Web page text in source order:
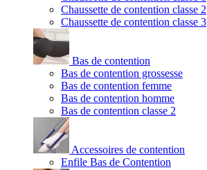
Chaussette de contention classe 2
Chaussette de contention classe 3
Bas de contention
Bas de contention grossesse
Bas de contention femme
Bas de contention homme
Bas de contention classe 2
Accessoires de contention
Enfile Bas de Contention